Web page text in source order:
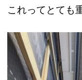
これってとても